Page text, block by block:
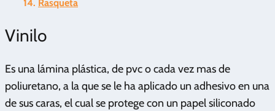
Rasqueta
Vinilo
Es una lámina plástica, de pvc o cada vez mas de
poliuretano, a la que se le ha aplicado un adhesivo en una
de sus caras, el cual se protege con un papel siliconado